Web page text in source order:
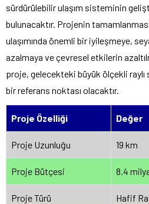
sürdürülebilir ulaşım sisteminin
bulunacaktır. Projenin
ulaşımında önemli bir iyileşmeye,
azalmaya ve çevresel etkilerin
proje, gelecekteki büyük ölçekli
bir referans noktası olacaktır.
Proje Özelliği Değer
Proje Uzunluğu 19 km
Proje Bütçesi 8.4
Proje Türü Hafif